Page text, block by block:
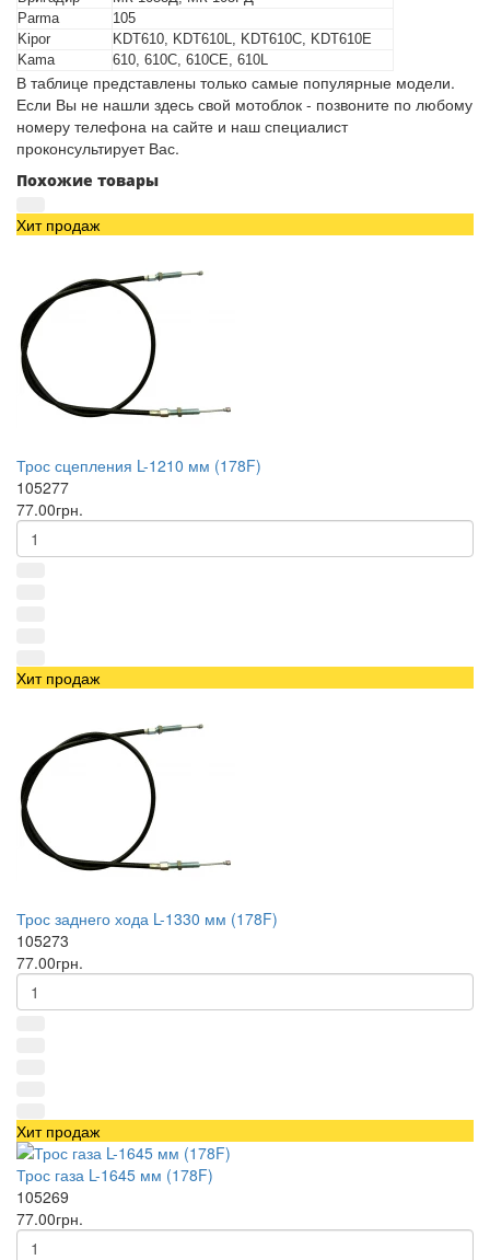
Parma
105
Kipor
KDT610, KDT610L, KDT610C, KDT610E
Kama
610, 610C, 610CE, 610L
В таблице представлены только самые популярные модели.
Если Вы не нашли здесь свой мотоблок - позвоните по любому
номеру телефона на сайте и наш специалист
проконсультирует Вас.
Похожие товары
Хит продаж
Трос сцепления L-1210 мм (178F)
105277
77.00грн.
Хит продаж
Трос заднего хода L-1330 мм (178F)
105273
77.00грн.
Хит продаж
Трос газа L-1645 мм (178F)
105269
77.00грн.